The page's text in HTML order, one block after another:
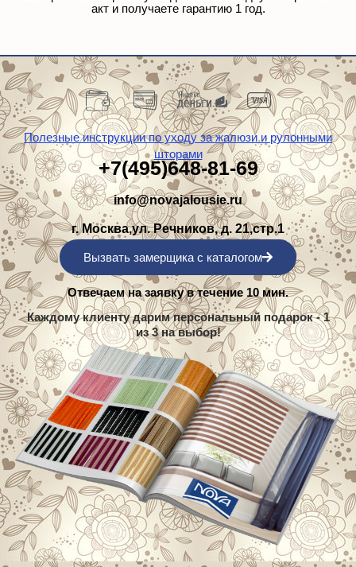
Полезные инструкции по уходу за жалюзи и рулонными
шторами
+7(495)648-81-69
info@novajalousie.ru
г. Москва,ул. Речников, д. 21,стр.1
Вызвать замерщика с каталогом
Отвечаем на заявку в течение 10 мин.
Каждому клиенту дарим персональный подарок - 1
из 3 на выбор!